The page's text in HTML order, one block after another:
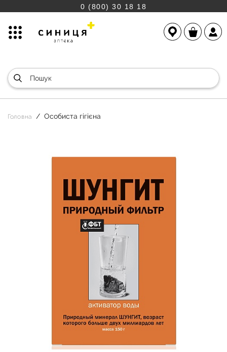
0 (800) 30 18 18
Головна Особиста гігієна